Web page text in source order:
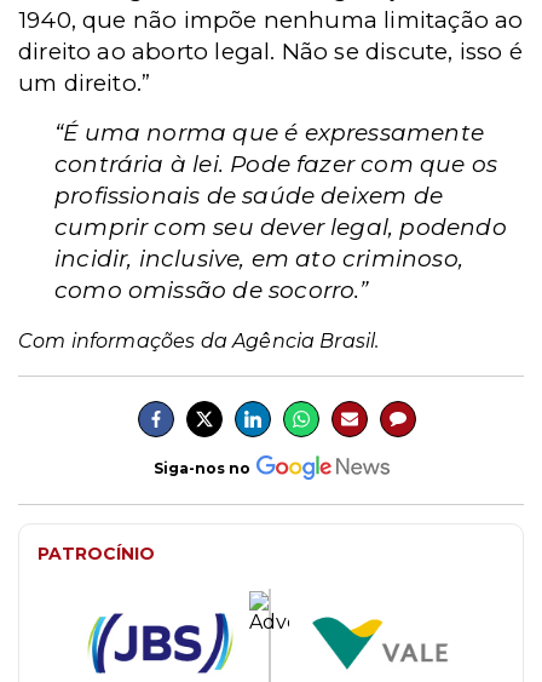
1940, que não impõe nenhuma limitação ao
direito ao aborto legal. Não se discute, isso é
um direito.”
“É uma norma que é expressamente
contrária à lei. Pode fazer com que os
profissionais de saúde deixem de
cumprir com seu dever legal, podendo
incidir, inclusive, em ato criminoso,
como omissão de socorro.”
Com informações da Agência Brasil.
Siga-nos no
PATROCÍNIO